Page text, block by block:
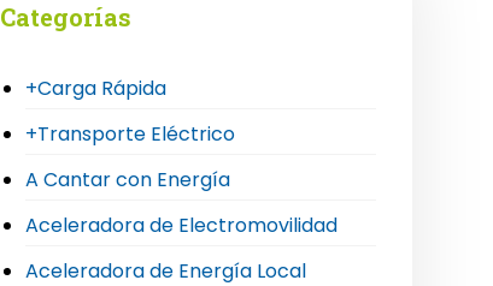
Categorías
+Carga Rápida
+Transporte Eléctrico
A Cantar con Energía
Aceleradora de Electromovilidad
Aceleradora de Energía Local